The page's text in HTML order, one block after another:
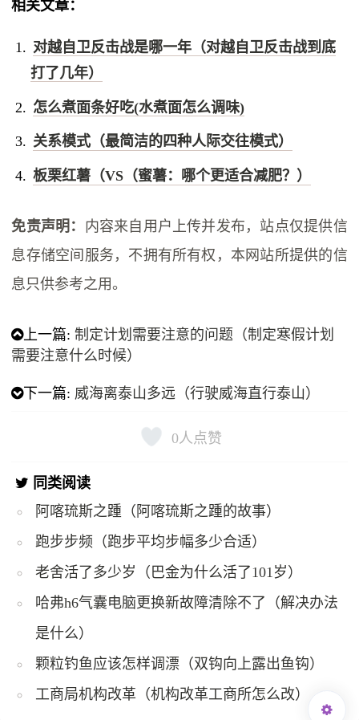
相关文章：
对越自卫反击战是哪一年（对越自卫反击战到底
打了几年）
怎么煮面条好吃(水煮面怎么调味)
关系模式（最简洁的四种人际交往模式）
板栗红薯（VS（蜜薯：哪个更适合减肥？）
免责声明： 内容来自用户上传并发布，站点仅提供信
息存储空间服务，不拥有所有权，本网站所提供的信
息只供参考之用。
上一篇:制定计划需要注意的问题（制定寒假计划
需要注意什么时候）
下一篇: 威海离泰山多远（行驶威海直行泰山）
0人点赞
同类阅读
阿喀琉斯之踵（阿喀琉斯之踵的故事）
跑步步频（跑步平均步幅多少合适）
老舍活了多少岁（巴金为什么活了101岁）
哈弗h6气囊电脑更换新故障清除不了（解决办法
是什么）
颗粒钓鱼应该怎样调漂（双钩向上露出鱼钩）
工商局机构改革（机构改革工商所怎么改）